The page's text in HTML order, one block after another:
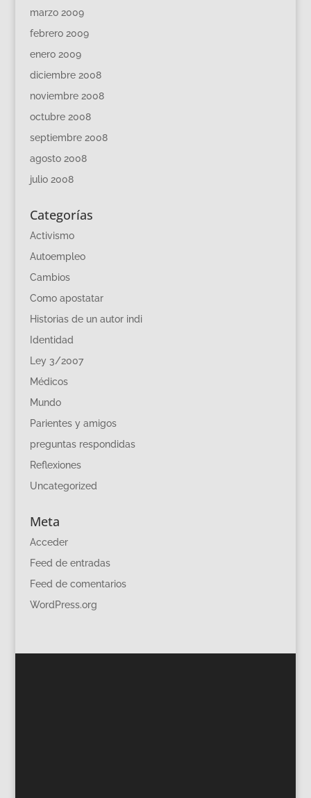
marzo 2009
febrero 2009
enero 2009
diciembre 2008
noviembre 2008
octubre 2008
septiembre 2008
agosto 2008
julio 2008
Categorías
Activismo
Autoempleo
Cambios
Como apostatar
Historias de un autor indi
Identidad
Ley 3/2007
Médicos
Mundo
Parientes y amigos
preguntas respondidas
Reflexiones
Uncategorized
Meta
Acceder
Feed de entradas
Feed de comentarios
WordPress.org